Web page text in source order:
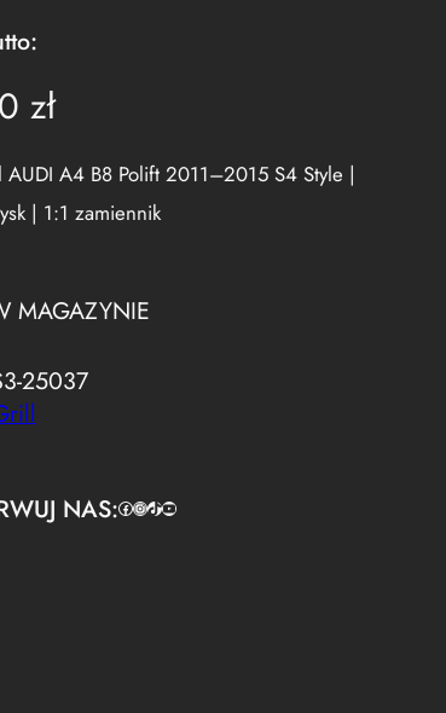
zł
A4 B8 Polift 2011–2015 S4 Style |
| 1:1 zamiennik
MAGAZYNIE
25037
NAS:Facebook https://www.instagram.com/tuningbaza.pl https://www.tiktok.com/@tuningbaza.pl YouTube